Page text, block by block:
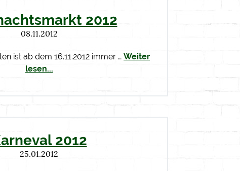
2012
08.11.2012
ist ab dem 16.11.2012 immer … Weiter
lesen...
2012
25.01.2012